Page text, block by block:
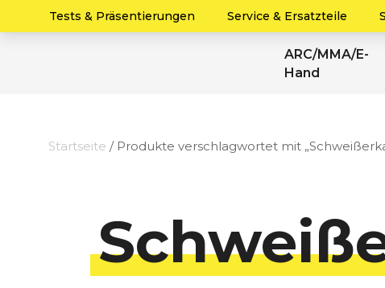
Tests & Präsentierungen Service & Ersatzteile
ARC/MMA/E-
Hand
Startseite / Produkte verschlagwortet mit